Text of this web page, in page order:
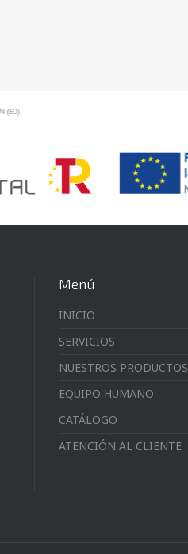
Menú
INICIO
SERVICIOS
NUESTROS PRODUCTOS
EQUIPO HUMANO
CATÁLOGO
ATENCIÓN AL CLIENTE